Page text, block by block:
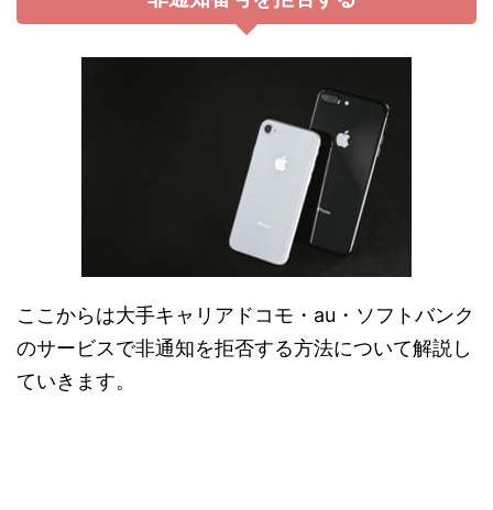
ここからは大手キャリアドコモ・au・ソフトバンク
のサービスで非通知を拒否する方法について解説し
ていきます。